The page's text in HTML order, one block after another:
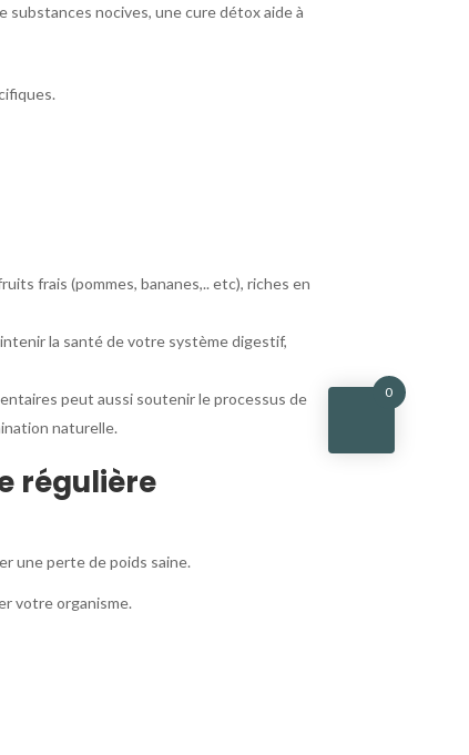
substances nocives, une cure détox aide à
frais (pommes, bananes,.. etc), riches en
la santé de votre système digestif,
peut aussi soutenir le processus de
naturelle.
régulière
une perte de poids saine.
votre organisme.
0